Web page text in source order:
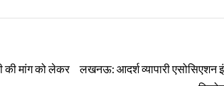
की मांग को लेकर
लखनऊ: आदर्श व्यापारी एसोसिएशन